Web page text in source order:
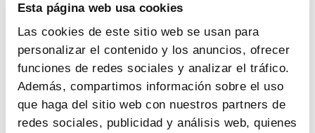
Esta página web usa cookies
Las cookies de este sitio web se usan para
personalizar el contenido y los anuncios, ofrecer
funciones de redes sociales y analizar el tráfico.
Además, compartimos información sobre el uso
que haga del sitio web con nuestros partners de
redes sociales, publicidad y análisis web, quienes
Encuesta de empleo en la industria
ver más